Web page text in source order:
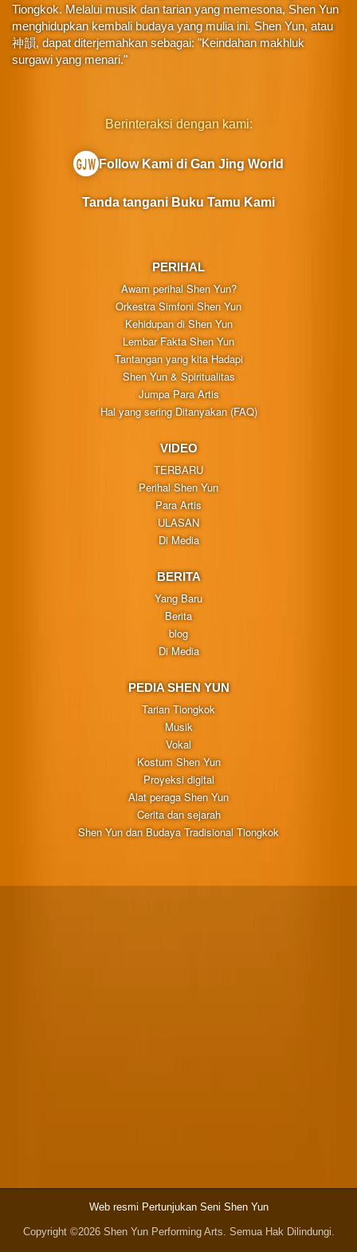
Tiongkok. Melalui musik dan tarian yang memesona, Shen Yun
menghidupkan kembali budaya yang mulia ini. Shen Yun, atau
神韻, dapat diterjemahkan sebagai: "Keindahan makhluk
surgawi yang menari."
PERIHAL
Awam perihal Shen Yun?
Orkestra Simfoni Shen Yun
Kehidupan di Shen Yun
Lembar Fakta Shen Yun
Tantangan yang kita Hadapi
Shen Yun & Spiritualitas
Jumpa Para Artis
Hal yang sering Ditanyakan (FAQ)
VIDEO
TERBARU
Perihal Shen Yun
Para Artis
ULASAN
Di Media
BERITA
Yang Baru
Berita
blog
Di Media
PEDIA SHEN YUN
Tarian Tiongkok
Musik
Vokal
Kostum Shen Yun
Proyeksi digital
Alat peraga Shen Yun
Cerita dan sejarah
Shen Yun dan Budaya Tradisional Tiongkok
Berinteraksi dengan kami:
Follow Kami di Gan Jing World
Tanda tangani Buku Tamu Kami
Web resmi Pertunjukan Seni Shen Yun
Copyright ©2026 Shen Yun Performing Arts. Semua Hak Dilindungi.